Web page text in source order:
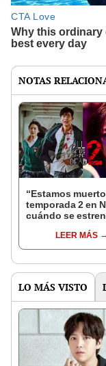
NOTAS
“Estamos
temporada 2 en
cuándo se
temporadaLEER MÁS
LO MÁS VISTO